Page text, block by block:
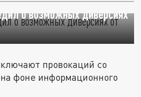
о возможных диверсиях
провокаций со
фоне информационного